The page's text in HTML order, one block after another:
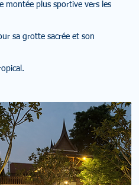
montée plus sportive vers les
sa grotte sacrée et son